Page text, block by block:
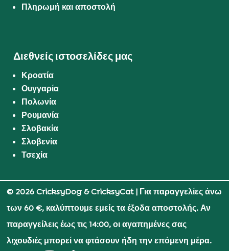
Πληρωμή και αποστολή
Διεθνείς ιστοσελίδες μας
Κροατία
Ουγγαρία
Πολωνία
Ρουμανία
Σλοβακία
Σλοβενία
Τσεχία
© 2026 CricksyDog & CricksyCat| Για παραγγελίες άνω
των 60 €, καλύπτουμε εμείς τα έξοδα αποστολής. Αν
παραγγείλεις έως τις 14:00, οι αγαπημένες σας
λιχουδιές μπορεί να φτάσουν ήδη την επόμενη μέρα.